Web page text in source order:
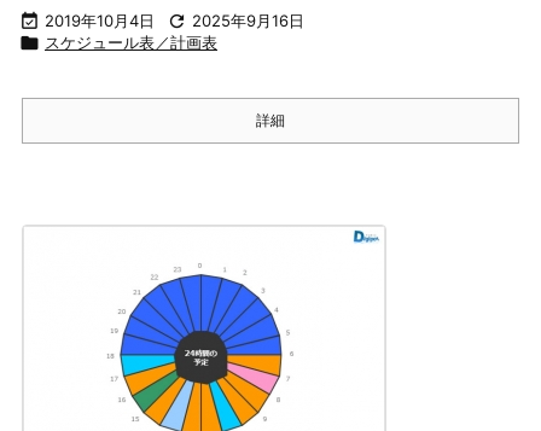
 2019年10月4日  2025年9月16日
 スケジュール表／計画表
詳細